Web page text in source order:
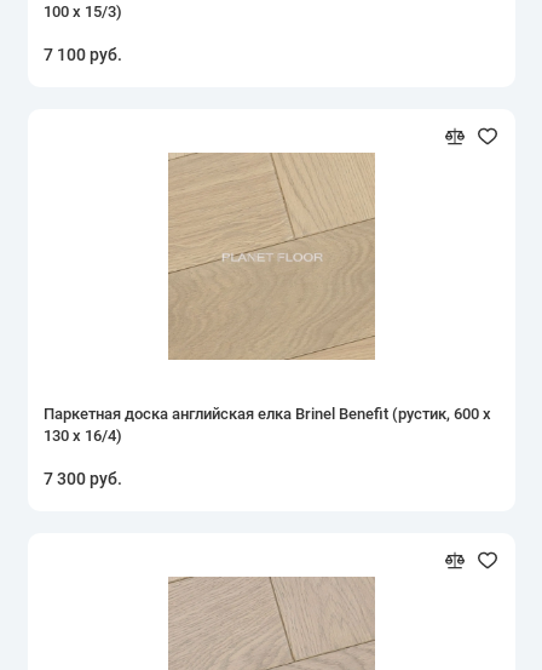
100 х 15/3)
7 100 руб.
Паркетная доска английская елка Brinel Benefit (рустик, 600 х
130 х 16/4)
7 300 руб.